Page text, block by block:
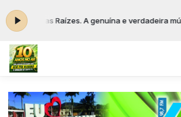
Raízes. A genuína e verdadeira